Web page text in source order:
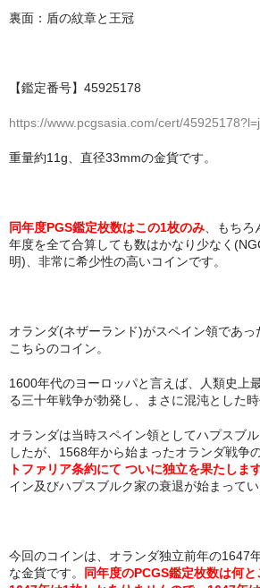
裏面：盾の紋章と王冠
【鑑定番号】45925178
https://www.pcgsasia.com/cert/
重量約11g、直径33mmの金貨です。
同年度PGS鑑定枚数はこの1枚のみ 、もち
年度を全て合算しても数はかなり少なく
明)、非常に希少性の高いコインです。
オランダ(ネザーランド)がスペイン領であ
こちらのコイン。
1600年代のヨーロッパと言えば、人類史上
る三十年戦争が勃発し、まさに混沌とした時
オランダは当時スペイン領としてハプスブ
したが、1568年から始まったオランダ戦争の
トファリア条約にて ついに独立を果たします
イン及びハプスブルク家の衰退が始まってい
今回のコインは、オランダ独立前年の1647
な金貨です。
同年度のPCGS鑑定枚数は何